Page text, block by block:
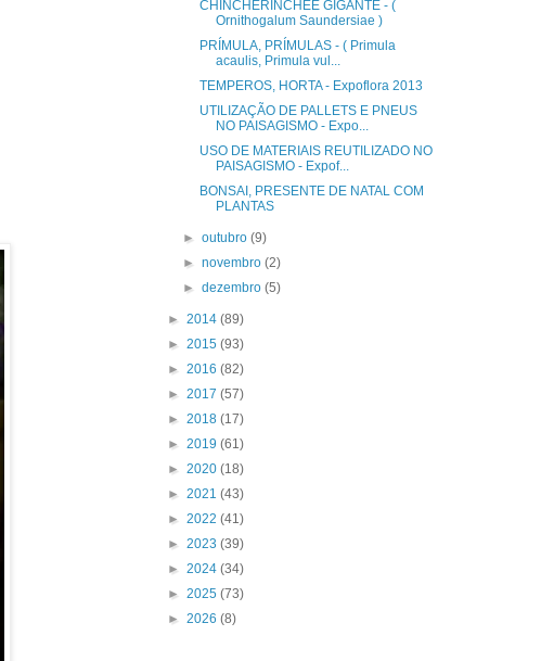
CHINCHERINCHEE GIGANTE - (
Ornithogalum Saundersiae )
PRÍMULA, PRÍMULAS - ( Primula
acaulis, Primula vul...
TEMPEROS, HORTA - Expoflora 2013
UTILIZAÇÃO DE PALLETS E PNEUS
NO PAISAGISMO - Expo...
USO DE MATERIAIS REUTILIZADO NO
PAISAGISMO - Expof...
BONSAI, PRESENTE DE NATAL COM
PLANTAS
►outubro(9)
►novembro(2)
►dezembro(5)
► 2014 (89)
► 2015 (93)
► 2016 (82)
► 2017 (57)
► 2018 (17)
► 2019 (61)
► 2020 (18)
► 2021 (43)
► 2022 (41)
► 2023 (39)
► 2024 (34)
► 2025 (73)
► 2026 (8)